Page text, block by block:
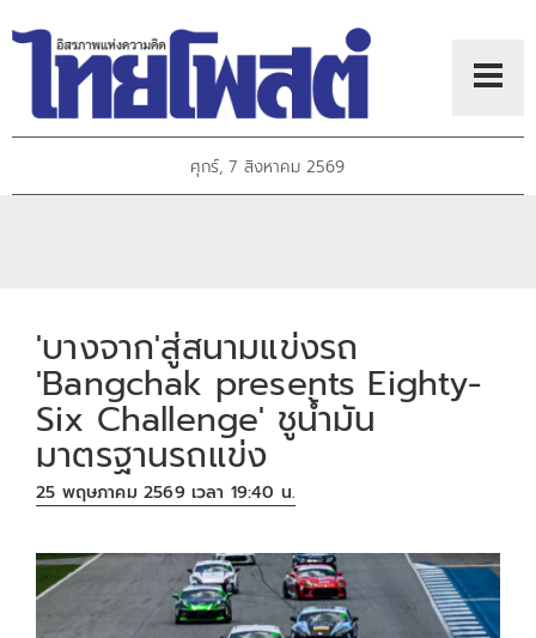
ศุกร์, 7 สิงหาคม 2569
'บางจาก'สู่สนามแข่งรถ
'Bangchak presents Eighty-
Six Challenge' ชูน้ำมัน
มาตรฐานรถแข่ง
25 พฤษภาคม 2569 เวลา 19:40 น.